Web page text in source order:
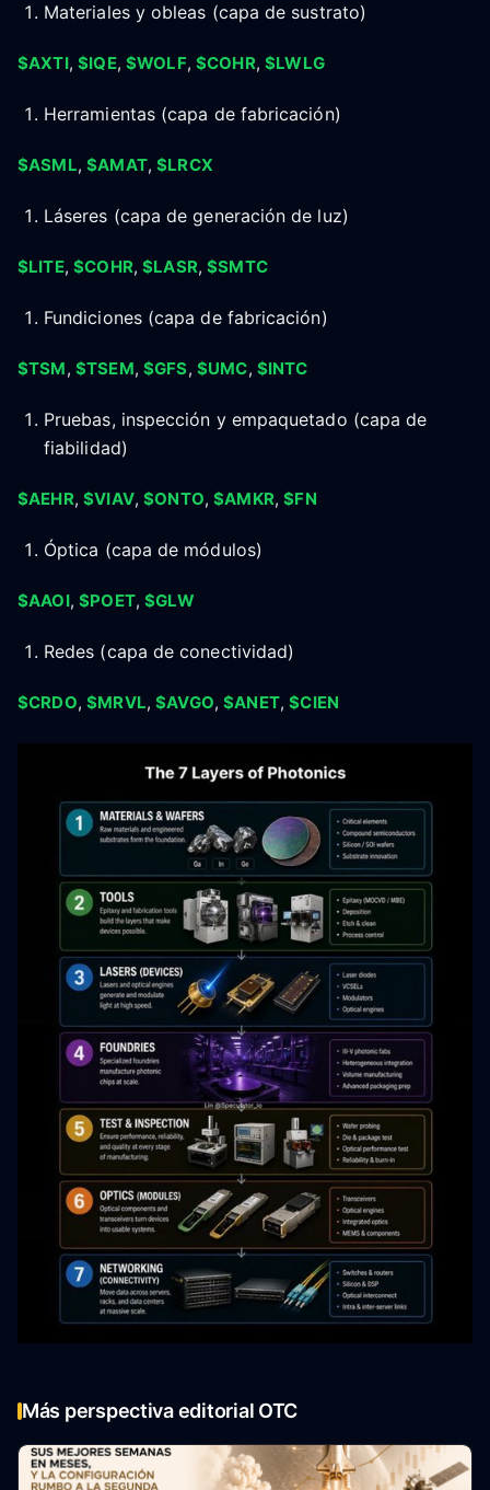
Materiales y obleas (capa de sustrato)
$AXTI,$IQE, $WOLF,$COHR,$LWLG
Herramientas (capa de fabricación)
$ASML,$AMAT,$LRCX
Láseres (capa de generación de luz)
$LITE,$COHR,$LASR,$SMTC
Fundiciones (capa de fabricación)
$TSM, $TSEM, $GFS, $UMC, $INTC
Pruebas, inspección y empaquetado (capa de
fiabilidad)
$AEHR,$VIAV,$ONTO,$AMKR,$FN
Óptica (capa de módulos)
$AAOI,$POET,$GLW
Redes (capa de conectividad)
$CRDO,$MRVL,$AVGO,$ANET,$CIEN
Más perspectiva editorial OTC